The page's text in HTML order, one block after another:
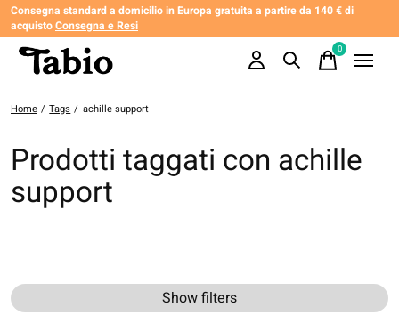
Consegna standard a domicilio in Europa gratuita a partire da 140 € di
acquistoConsegna e Resi
0items
Home / Tags / achille support
Prodotti taggati con achille
support
Show filters